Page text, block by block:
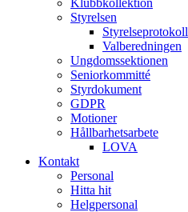
Klubbkollektion
Styrelsen
Styrelseprotokoll
Valberedningen
Ungdomssektionen
Seniorkommitté
Styrdokument
GDPR
Motioner
Hållbarhetsarbete
LOVA
Kontakt
Personal
Hitta hit
Helgpersonal